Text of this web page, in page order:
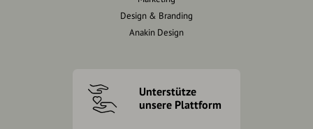
Design & Branding
Anakin Design
Unterstütze
unsere Plattform